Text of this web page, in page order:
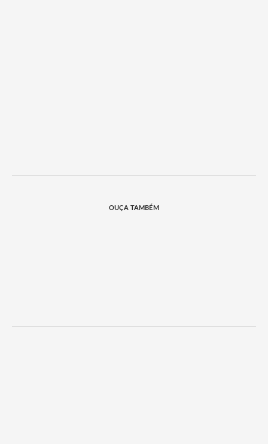
OUÇA TAMBÉM